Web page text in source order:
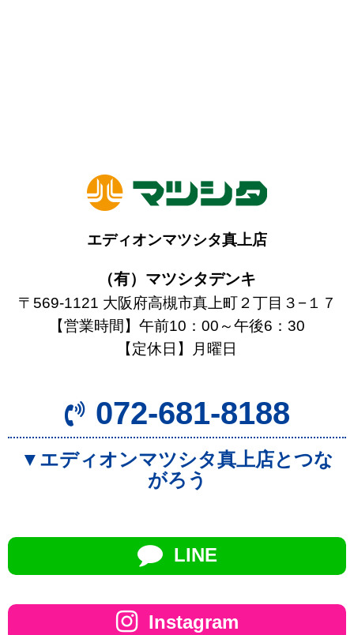
エディオンマツシタ真上店
（有）マツシタデンキ
〒569-1121 大阪府高槻市真上町２丁目３−１７
【営業時間】午前10：00～午後6：30
【定休日】月曜日
072-681-8188
▼エディオンマツシタ真上店とつな
がろう
LINE
Instagram